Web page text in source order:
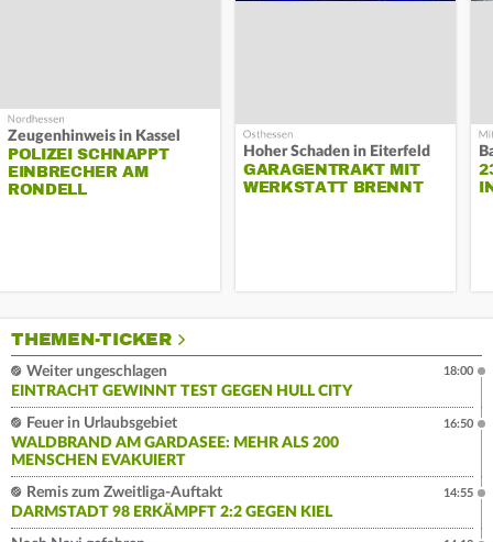
Zeugenhinweis in Kassel
POLIZEI SCHNAPPT
EINBRECHER AM
RONDELL
Hoher Schaden in Eiterfeld
GARAGENTRAKT MIT
WERKSTATT BRENNT
THEMEN-TICKER
Weiter ungeschlagen
EINTRACHT GEWINNT TEST GEGEN HULL CITY
18:00
Feuer in Urlaubsgebiet
WALDBRAND AM GARDASEE: MEHR ALS 200
MENSCHEN EVAKUIERT
16:50
Remis zum Zweitliga-Auftakt
DARMSTADT 98 ERKÄMPFT 2:2 GEGEN KIEL
14:55